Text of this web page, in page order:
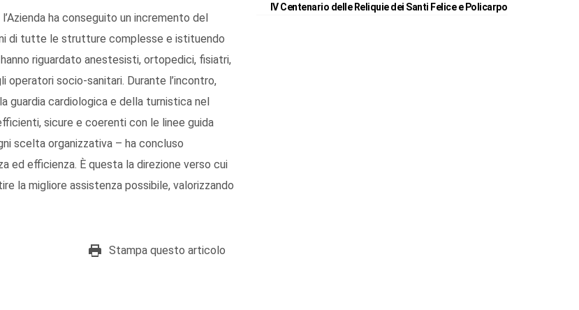
ha conseguito un incremento del
di tutte le strutture complesse e istituendo
riguardato anestesisti, ortopedici, fisiatri,
socio-sanitari. Durante l’incontro,
guardia cardiologica e della turnistica nel
sicure e coerenti con le linee guida
scelta organizzativa – ha concluso
ed efficienza. È questa la direzione verso cui
la migliore assistenza possibile, valorizzando
Stampa questo articolo
IV Centenario delle Reliquie dei Santi Felice e Policarpo